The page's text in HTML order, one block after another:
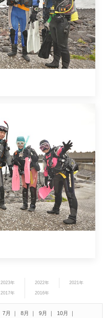
2023年 2022年 2021年
2017年 2016年
7月 8月 9月
10月